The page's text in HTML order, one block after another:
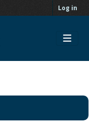
Log in